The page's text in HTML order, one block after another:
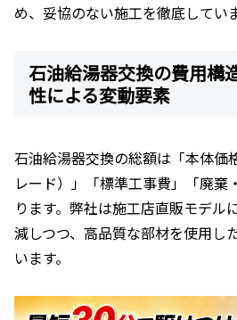
め、妥協のない施工を徹底してい
石油給湯器交換の費用構
性による変動要素
石油給湯器交換の総額は「本体価
レード）」「標準工事費」「廃棄
ります。弊社は施工店直販モデル
減しつつ、高品質な部材を使用し
います。